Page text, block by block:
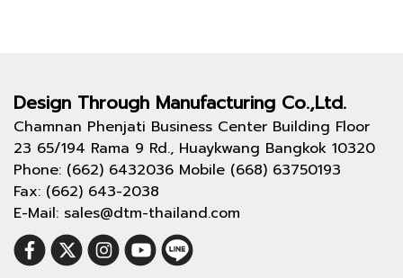
Design Through Manufacturing Co.,Ltd.
Chamnan Phenjati Business Center Building Floor
23 65/194 Rama 9 Rd., Huaykwang Bangkok 10320
Phone: (662) 6432036 Mobile (668) 63750193
Fax: (662) 643-2038
E-Mail: sales@dtm-thailand.com